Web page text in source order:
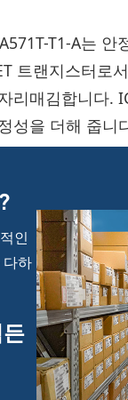
T1-A는
트랜지스터로
리매김합니다.
성을 더해 줍니
인
다하